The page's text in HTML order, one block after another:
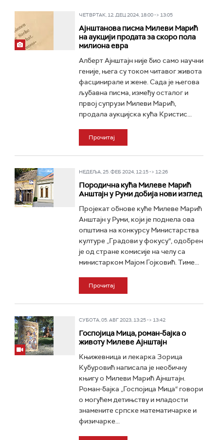
ЧЕТВРТАК, 12. ДЕЦ 2024, 18:00 -> 13:05
Ајнштанова писма Милеви Марић
на аукцији продата за скоро пола
милиона евра
Алберт Ајнштајн није био само научни
геније, њега су током читавог живота
фасцинирале и жене. Сада је његова
љубавна писма, између осталог и
првој супрузи Милеви Марић,
продала аукцијска кућа Кристис...
Прочитај
НЕДЕЉА, 25. ФЕБ 2024, 12:15 -> 12:26
Породична кућа Милеве Марић
Анштајн у Руми добија нови изглед
Пројекат обнове куће Милеве Марић
Анштајн у Руми, који је поднела ова
општина на конкурсу Министарства
културе „Градови у фокусу“, одобрен
је од стране комисије на челу са
министарком Мајом Гојковић. Тиме...
Прочитај
СУБОТА, 05. АВГ 2023, 13:25 -> 13:42
Госпојица Мица, роман-бајка о
животу Милеве Ајнштајн
Књижевница и лекарка Зорица
Кубуровић написала је необичну
књигу о Милеви Марић Ајнштајн.
Роман-бајка „Госпојица Мица“ говори
о могућем детињству и младости
знамените српске математичарке и
физичарке...